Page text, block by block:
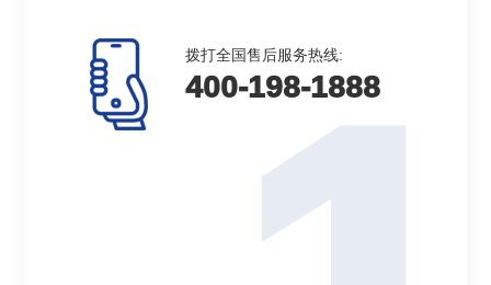
拨打全国售后服务热线:
400-198-1888